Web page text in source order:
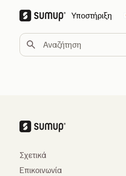
Υποστήριξη
Αναζήτηση
Σχετικά
Επικοινωνία